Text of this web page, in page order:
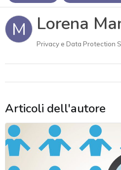
M Lorena
Privacy e Data Protection
Articoli dell'autore